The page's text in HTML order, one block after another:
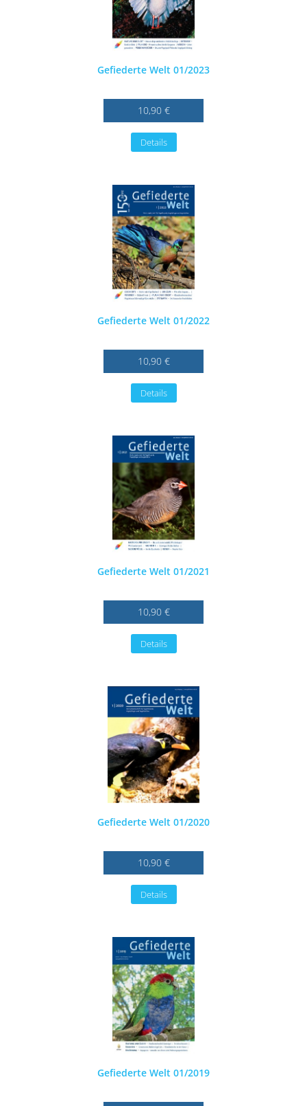
Gefiederte Welt 01/2023
10,90 €
Details
Gefiederte Welt 01/2022
10,90 €
Details
Gefiederte Welt 01/2021
10,90 €
Details
Gefiederte Welt 01/2020
10,90 €
Details
Gefiederte Welt 01/2019